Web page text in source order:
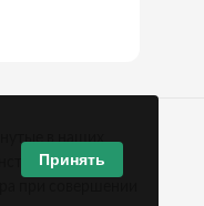
или
при совершении
Принять